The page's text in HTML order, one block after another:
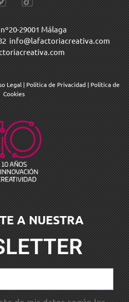
29001 Málaga
info@lafactoriacreativa.com
Legal | Política de Privacidad | Política de
Cookies
A NUESTRA